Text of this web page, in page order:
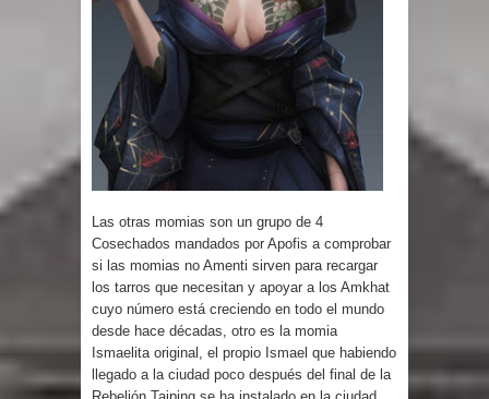
Las otras momias son un grupo de 4
Cosechados mandados por Apofis a comprobar
si las momias no Amenti sirven para recargar
los tarros que necesitan y apoyar a los Amkhat
cuyo número está creciendo en todo el mundo
desde hace décadas, otro es la momia
Ismaelita original, el propio Ismael que habiendo
llegado a la ciudad poco después del final de la